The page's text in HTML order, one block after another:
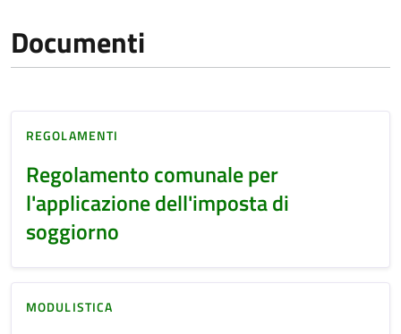
Documenti
REGOLAMENTI
Regolamento comunale per
l'applicazione dell'imposta di
soggiorno
MODULISTICA